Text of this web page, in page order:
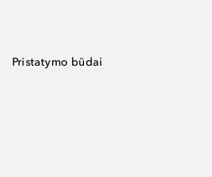
Pristatymo būdai